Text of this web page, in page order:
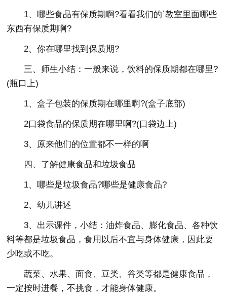
1、哪些食品有保质期啊?看看我们的`教室里面哪些
东西有保质期啊?
2、你在哪里找到保质期?
三、师生小结：一般来说，饮料的保质期都在哪里?
(瓶口上)
1、盒子包装的保质期在哪里啊?(盒子底部)
2口袋食品的保质期在哪里啊?(口袋边上)
3、原来他们的位置都不一样的啊
四、了解健康食品和垃圾食品
1、哪些是垃圾食品?哪些是健康食品?
2、幼儿讲述
3、出示课件，小结：油炸食品、膨化食品、各种饮
料等都是垃圾食品，食用以后不宜与身体健康，因此要
少吃或不吃。
蔬菜、水果、面食、豆类、谷类等都是健康食品，
一定按时进餐，不挑食，才能身体健康。